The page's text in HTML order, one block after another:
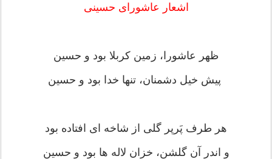
اشعار عاشورای حسینی
ظهر عاشورا، زمين كربلا بود و حسين
پيش خيل دشمنان، تنها خدا بود و حسين
هر طرف پَرپر گلى از شاخه اى افتاده بود
و اندر آن گلشن، خزان لاله ها بود و حسين